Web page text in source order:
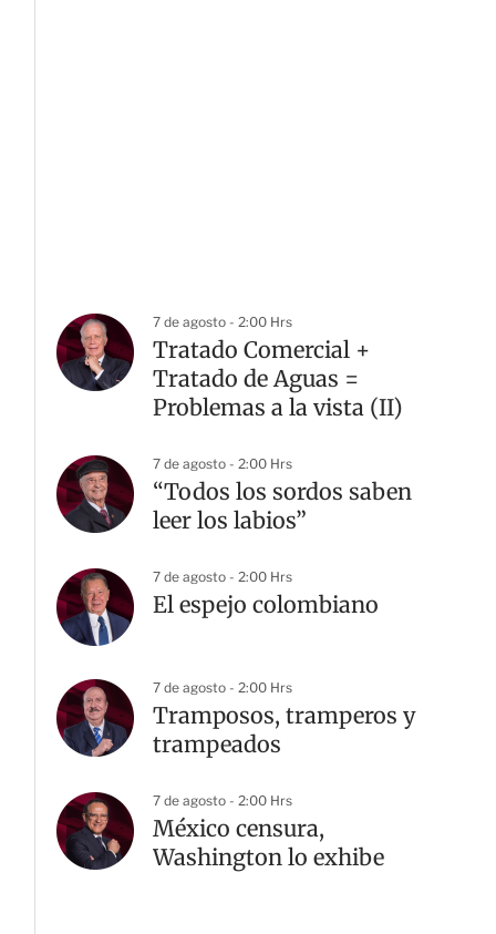
7 de agosto - 2:00 Hrs
Tratado Comercial +
Tratado de Aguas =
Problemas a la vista (II)
7 de agosto - 2:00 Hrs
“Todos los sordos saben
leer los labios”
7 de agosto - 2:00 Hrs
El espejo colombiano
7 de agosto - 2:00 Hrs
Tramposos, tramperos y
trampeados
7 de agosto - 2:00 Hrs
México censura,
Washington lo exhibe